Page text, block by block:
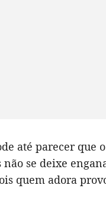
até parecer que
se deixe
quem adora